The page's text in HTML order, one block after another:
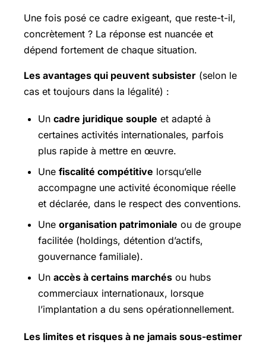
Une fois posé ce cadre exigeant, que reste-t-il,
concrètement ? La réponse est nuancée et
dépend fortement de chaque situation.
Les avantages qui peuvent subsister (selon le
cas et toujours dans la légalité) :
Un cadre juridique souple et adapté à
certaines activités internationales, parfois
plus rapide à mettre en œuvre.
Une fiscalité compétitive lorsqu’elle
accompagne une activité économique réelle
et déclarée, dans le respect des conventions.
Une organisation patrimoniale ou de groupe
facilitée (holdings, détention d’actifs,
gouvernance familiale).
Un accès à certains marchés ou hubs
commerciaux internationaux, lorsque
l’implantation a du sens opérationnellement.
Les limites et risques à ne jamais sous-estimer